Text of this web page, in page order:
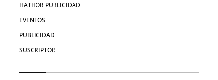
HATHOR PUBLICIDAD
EVENTOS
PUBLICIDAD
SUSCRIPTOR